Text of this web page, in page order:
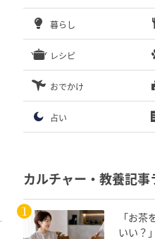
暮らし
レシピ
おでかけ
占い
カルチャー・教養記事
「お茶
いい？